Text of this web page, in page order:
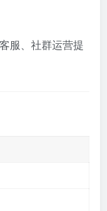
服、社群运营提